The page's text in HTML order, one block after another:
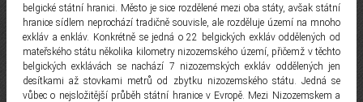
belgické státní hranici. Město je sice rozdělené mezi oba státy, avšak státní
hranice sídlem neprochází tradičně souvisle, ale rozděluje území na mnoho
exkláv a enkláv. Konkrétně se jedná o 22 belgických exkláv oddělených od
mateřského státu několika kilometry nizozemského území, přičemž v těchto
belgických exklávách se nachází 7 nizozemských exkláv oddělených jen
desítkami až stovkami metrů od zbytku nizozemského státu. Jedná se
vůbec o nejsložitější průběh státní hranice v Evropě. Mezi Nizozemskem a